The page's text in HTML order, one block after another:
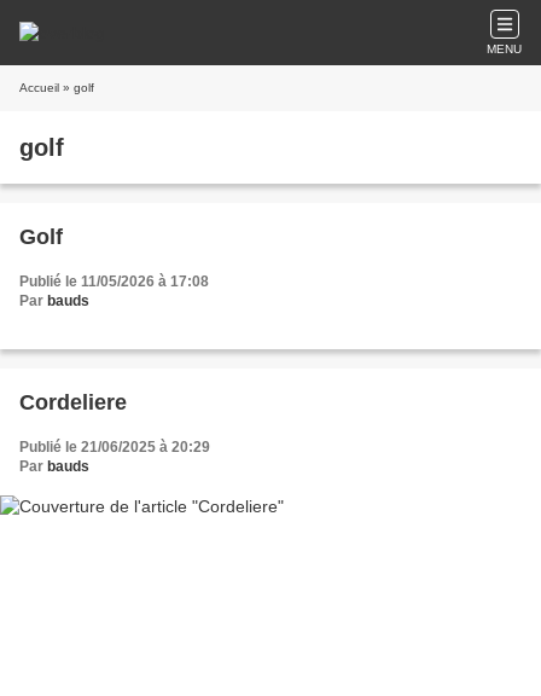
MENU
Accueil » golf
golf
Golf
Publié le 11/05/2026 à 17:08
Par bauds
Cordeliere
Publié le 21/06/2025 à 20:29
Par bauds